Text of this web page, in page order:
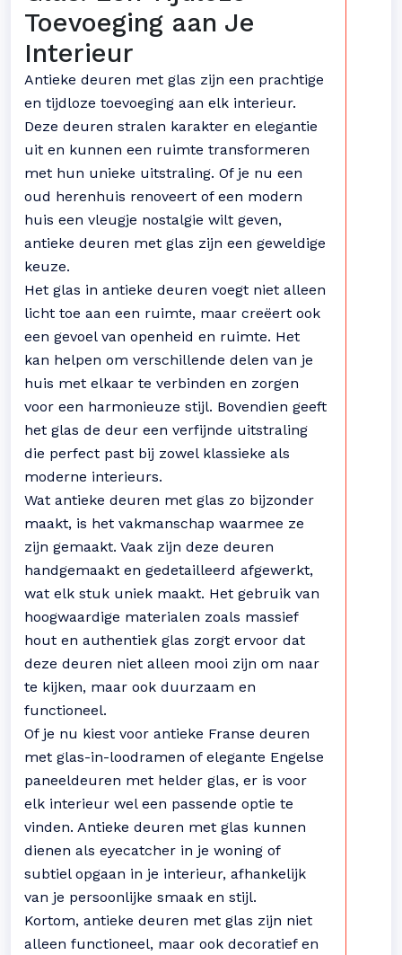
Toevoeging aan Je
Interieur
Antieke deuren met glas zijn een prachtige
en tijdloze toevoeging aan elk interieur.
Deze deuren stralen karakter en elegantie
uit en kunnen een ruimte transformeren
met hun unieke uitstraling. Of je nu een
oud herenhuis renoveert of een modern
huis een vleugje nostalgie wilt geven,
antieke deuren met glas zijn een geweldige
keuze.
Het glas in antieke deuren voegt niet alleen
licht toe aan een ruimte, maar creëert ook
een gevoel van openheid en ruimte. Het
kan helpen om verschillende delen van je
huis met elkaar te verbinden en zorgen
voor een harmonieuze stijl. Bovendien geeft
het glas de deur een verfijnde uitstraling
die perfect past bij zowel klassieke als
moderne interieurs.
Wat antieke deuren met glas zo bijzonder
maakt, is het vakmanschap waarmee ze
zijn gemaakt. Vaak zijn deze deuren
handgemaakt en gedetailleerd afgewerkt,
wat elk stuk uniek maakt. Het gebruik van
hoogwaardige materialen zoals massief
hout en authentiek glas zorgt ervoor dat
deze deuren niet alleen mooi zijn om naar
te kijken, maar ook duurzaam en
functioneel.
Of je nu kiest voor antieke Franse deuren
met glas-in-loodramen of elegante Engelse
paneeldeuren met helder glas, er is voor
elk interieur wel een passende optie te
vinden. Antieke deuren met glas kunnen
dienen als eyecatcher in je woning of
subtiel opgaan in je interieur, afhankelijk
van je persoonlijke smaak en stijl.
Kortom, antieke deuren met glas zijn niet
alleen functioneel, maar ook decoratief en